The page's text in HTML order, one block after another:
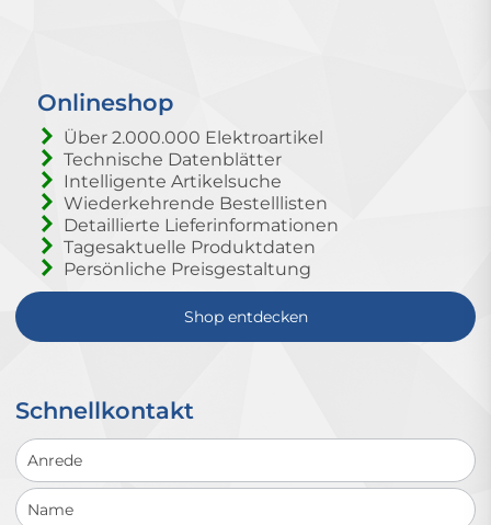
Onlineshop
Über 2.000.000 Elektroartikel
Technische Datenblätter
Intelligente Artikelsuche
Wiederkehrende Bestelllisten
Detaillierte Lieferinformationen
Tagesaktuelle Produktdaten
Persönliche Preisgestaltung
Shop entdecken
Schnellkontakt
Schnellkontakt